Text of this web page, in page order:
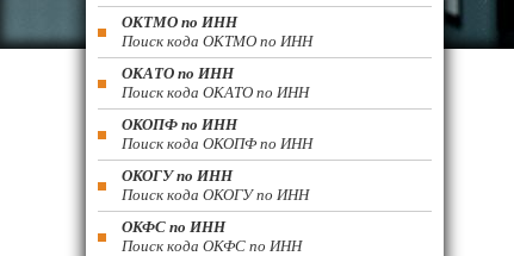
ОКТМО по ИНН
Поиск кода ОКТМО по ИНН
ОКАТО по ИНН
Поиск кода ОКАТО по ИНН
ОКОПФ по ИНН
Поиск кода ОКОПФ по ИНН
ОКОГУ по ИНН
Поиск кода ОКОГУ по ИНН
ОКФС по ИНН
Поиск кода ОКФС по ИНН